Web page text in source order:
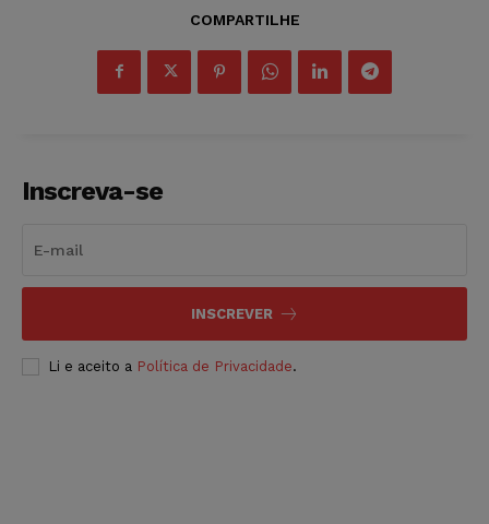
COMPARTILHE
Inscreva-se
INSCREVER
Li e aceito a Política de Privacidade.